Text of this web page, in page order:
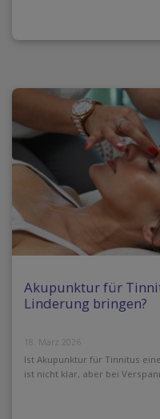
Akupunktur für
Linderung bringen?
18. März 2026
Ist Akupunktur für Tinnitus
ist nicht klar, aber bei